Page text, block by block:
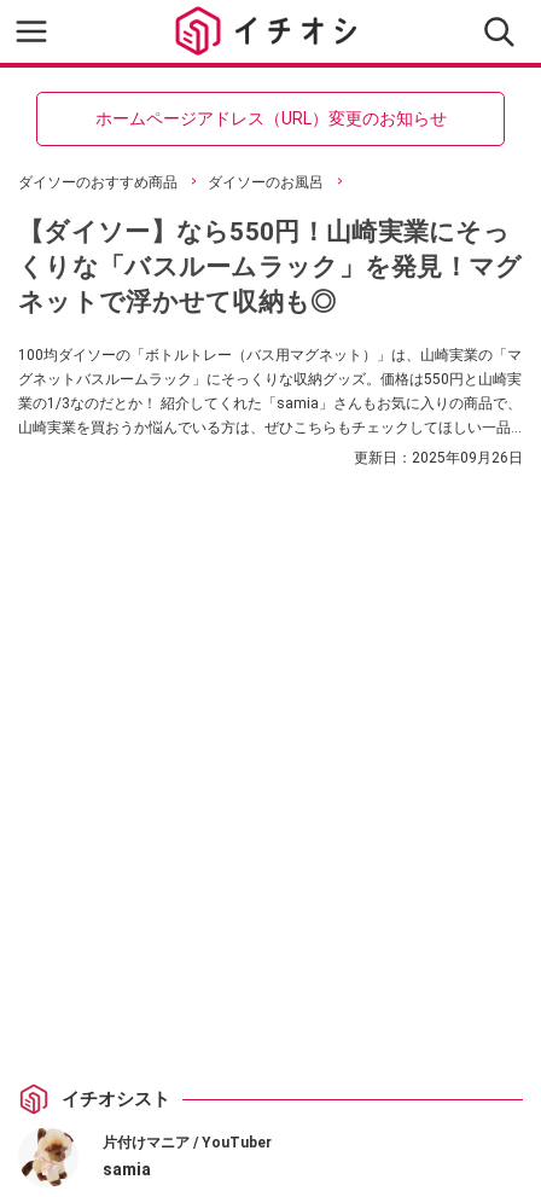
ホームページアドレス（URL）変更のお知らせ
ダイソーのおすすめ商品 ダイソーのお風呂
【ダイソー】なら550円！山崎実業にそっ
くりな「バスルームラック」を発見！マグ
ネットで浮かせて収納も◎
100均ダイソーの「ボトルトレー（バス用マグネット）」は、山崎実業の「マ
グネットバスルームラック」にそっくりな収納グッズ。価格は550円と山崎実
業の1/3なのだとか！ 紹介してくれた「samia」さんもお気に入りの商品で、
山崎実業を買おうか悩んでいる方は、ぜひこちらもチェックしてほしい一品
更新日： 2025年09月26日
イチオシスト
片付けマニア / YouTuber
samia